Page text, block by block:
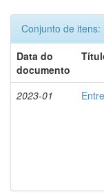
Conjunto de itens:
Data do
documento
2023-01